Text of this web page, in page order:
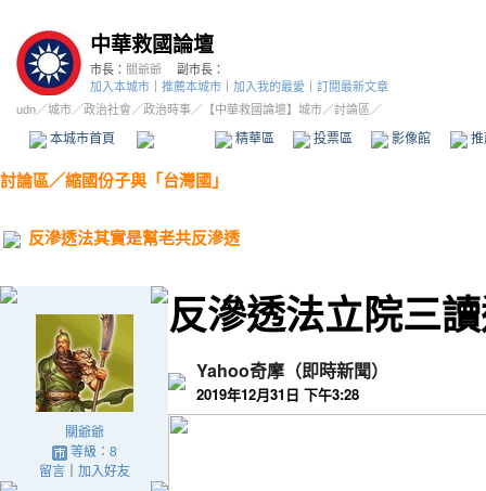
中華救國論壇
市長： 關爺爺
副市長：
加入本城市
推薦本城市 加入我的最愛
訂閱最新文章
udn／城市／政治社會 ／政治時事／ 【中華救國論壇】城市／討論區／
本城市首頁 精華區 投票區 影像館
討論區／縮國份子與「台灣國」
反滲透法其實是幫老共反滲透
關爺爺
等級：8
留言｜ 加入好友
反滲透法立院三
Yahoo奇摩（即時新聞）
2019年12月31日 下午3:28